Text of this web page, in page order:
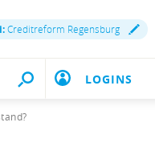
Creditreform Regensburg
LOGINS